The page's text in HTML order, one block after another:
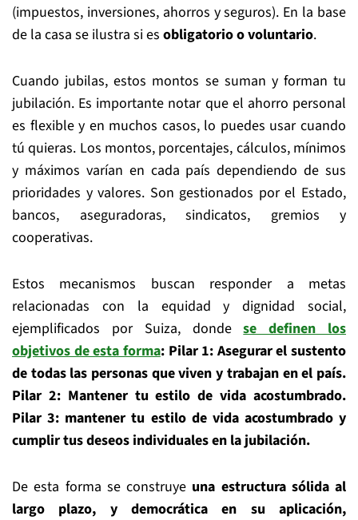
(impuestos, inversiones, ahorros y seguros). En la base
de la casa se ilustra si es obligatorio o voluntario.
Cuando jubilas, estos montos se suman y forman tu
jubilación. Es importante notar que el ahorro personal
es flexible y en muchos casos, lo puedes usar cuando
tú quieras. Los montos, porcentajes, cálculos, mínimos
y máximos varían en cada país dependiendo de sus
prioridades y valores. Son gestionados por el Estado,
bancos, aseguradoras, sindicatos, gremios y
cooperativas.
Estos mecanismos buscan responder a metas
relacionadas con la equidad y dignidad social,
ejemplificados por Suiza, dondese definen los
objetivos de esta forma:Pilar 1: Asegurar el sustento
de todas las personas que viven y trabajan en el país.
Pilar 2: Mantener tu estilo de vida acostumbrado.
Pilar 3: mantenertu estilo de vida acostumbrado y
cumplirtus deseos individuales en la jubilación.
De esta forma se construye una estructura sólida al
largo plazo, y democrática en su aplicación,